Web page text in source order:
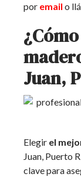
por email o
Juan,
Elegir el
Juan, Puerto
clave para